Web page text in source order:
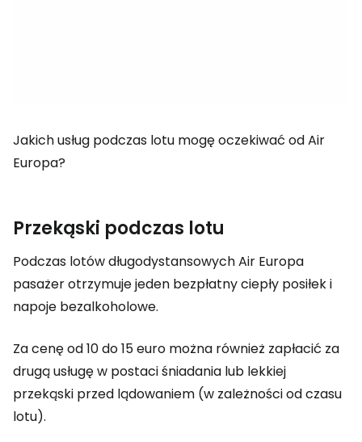
Jakich usług podczas lotu mogę oczekiwać od Air
Europa?
Przekąski podczas lotu
Podczas lotów długodystansowych Air Europa
pasażer otrzymuje jeden bezpłatny ciepły posiłek i
napoje bezalkoholowe.
Za cenę od 10 do 15 euro można również zapłacić za
drugą usługę w postaci śniadania lub lekkiej
przekąski przed lądowaniem (w zależności od czasu
lotu).